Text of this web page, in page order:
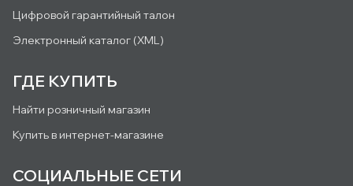
Цифровой гарантийный талон
Электронный каталог (XML)
ГДЕ КУПИТЬ
Найти розничный магазин
Купить в интернет-магазине
СОЦИАЛЬНЫЕ СЕТИ